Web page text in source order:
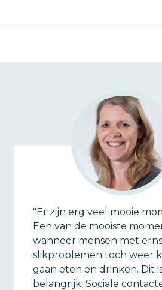
"Er zijn erg veel mooie
Een van de mooiste
wanneer mensen met
slikproblemen toch weer
gaan eten en drinken. Dit
belangrijk. Sociale